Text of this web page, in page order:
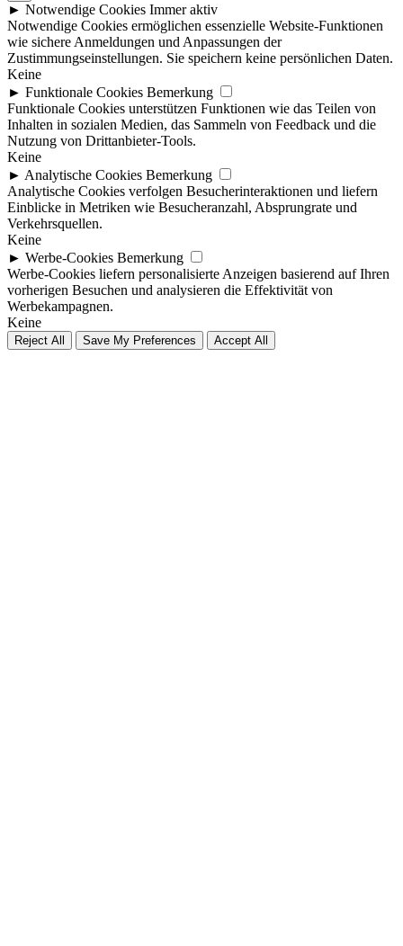
► Notwendige Cookies Immer aktiv
Notwendige Cookies ermöglichen essenzielle Website-Funktionen
wie sichere Anmeldungen und Anpassungen der
Zustimmungseinstellungen. Sie speichern keine persönlichen Daten.
Keine
► Funktionale Cookies Bemerkung
Funktionale Cookies unterstützen Funktionen wie das Teilen von
Inhalten in sozialen Medien, das Sammeln von Feedback und die
Nutzung von Drittanbieter-Tools.
Keine
► Analytische Cookies Bemerkung
Analytische Cookies verfolgen Besucherinteraktionen und liefern
Einblicke in Metriken wie Besucheranzahl, Absprungrate und
Verkehrsquellen.
Keine
► Werbe-Cookies Bemerkung
Werbe-Cookies liefern personalisierte Anzeigen basierend auf Ihren
vorherigen Besuchen und analysieren die Effektivität von
Werbekampagnen.
Keine
Reject All Save My Preferences Accept All